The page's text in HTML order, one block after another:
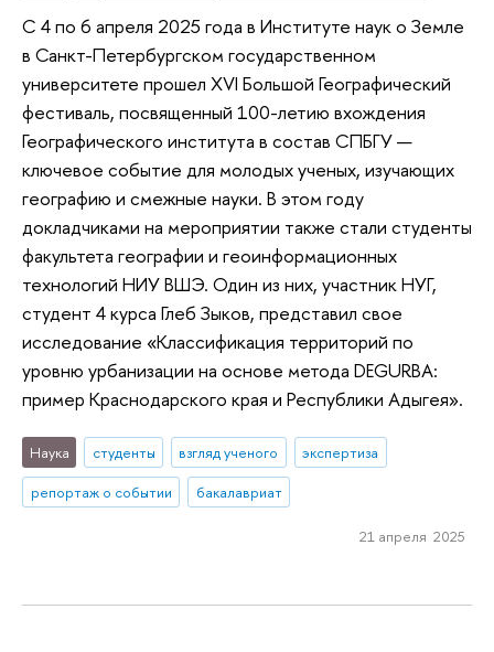
С 4 по 6 апреля 2025 года в Институте наук о Земле
в Санкт-Петербургском государственном
университете прошел XVI Большой Географический
фестиваль, посвященный 100-летию вхождения
Географического института в состав СПБГУ —
ключевое событие для молодых ученых, изучающих
географию и смежные науки. В этом году
докладчиками на мероприятии также стали студенты
факультета географии и геоинформационных
технологий НИУ ВШЭ. Один из них, участник НУГ,
студент 4 курса Глеб Зыков, представил свое
исследование «Классификация территорий по
уровню урбанизации на основе метода DEGURBA:
пример Краснодарского края и Республики Адыгея».
Наука студенты взгляд ученого
экспертиза
репортаж о событии
бакалавриат
21 апреля 2025